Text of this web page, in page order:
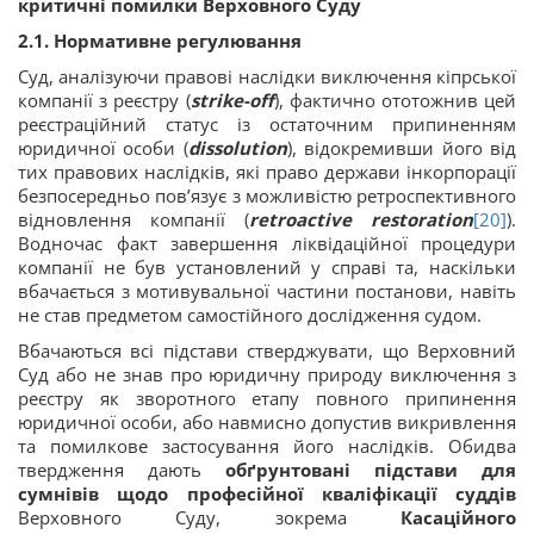
2.1. Нормативне регулювання
Суд, аналізуючи правові наслідки виключення кіпрської
компанії з реєстру (strike-off), фактично ототожнив цей
реєстраційний статус із остаточним припиненням
юридичної особи (dissolution), відокремивши його від
тих правових наслідків, які право держави інкорпорації
безпосередньо пов’язує з можливістю ретроспективного
відновлення компанії (retroactive restoration[20]).
Водночас факт завершення ліквідаційної процедури
компанії не був установлений у справі та, наскільки
вбачається з мотивувальної частини постанови, навіть
не став предметом самостійного дослідження судом.
Вбачаються всі підстави стверджувати, що Верховний
Суд або не знав про юридичну природу виключення з
реєстру як зворотного етапу повного припинення
юридичної особи, або навмисно допустив викривлення
та помилкове застосування його наслідків. Обидва
твердження дають обґрунтовані підстави для
сумнівів щодо професійної кваліфікації суддів
Верховного Суду, зокрема Касаційного